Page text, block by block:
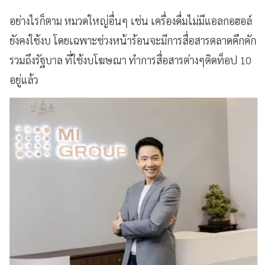
อย่างไรก็ตาม หมวดใหญ่อื่นๆ เช่น เครื่องดื่มไม่มีแอลกอฮอล์
ยังคงใช้งบ โดยเฉพาะช่วงหน้าร้อนจะมีการสื่อสารตลาดคึกคัก
รวมถึงรัฐบาล ที่ใช้งบโฆษณา ทำการสื่อสารต่างๆติดท็อป 10
อยู่แล้ว